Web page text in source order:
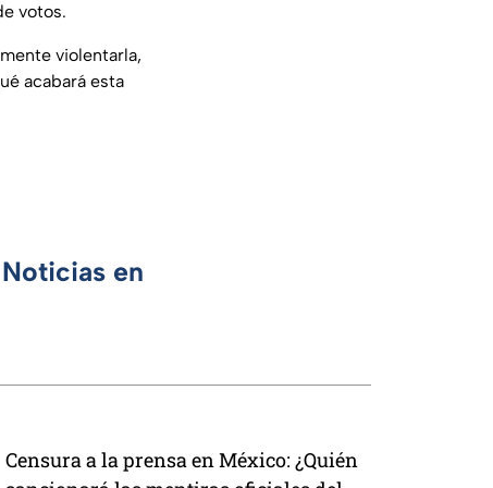
votos.
violentarla,
acabará esta
en
Censura a la prensa en México: ¿Quién